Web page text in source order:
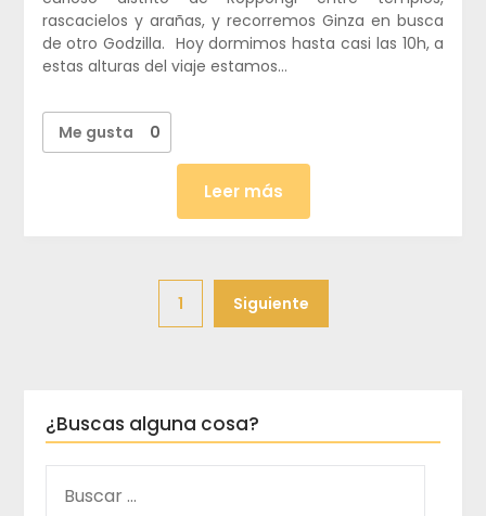
rascacielos y arañas, y recorremos Ginza en busca
de otro Godzilla. Hoy dormimos hasta casi las 10h, a
estas alturas del viaje estamos…
Me gusta 0
Leer más
1 Siguiente
¿Buscas alguna cosa?